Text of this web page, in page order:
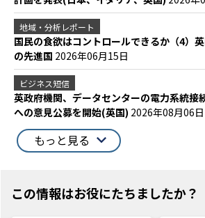
地域・分析レポート
国民の食欲はコントロールできるか（4）
の先進国 2026年06月15日
ビジネス短信
英政府機関、データセンターの電力系統接
への意見公募を開始(英国) 2026年08月06日
もっと見る
この情報はお役にたちましたか？